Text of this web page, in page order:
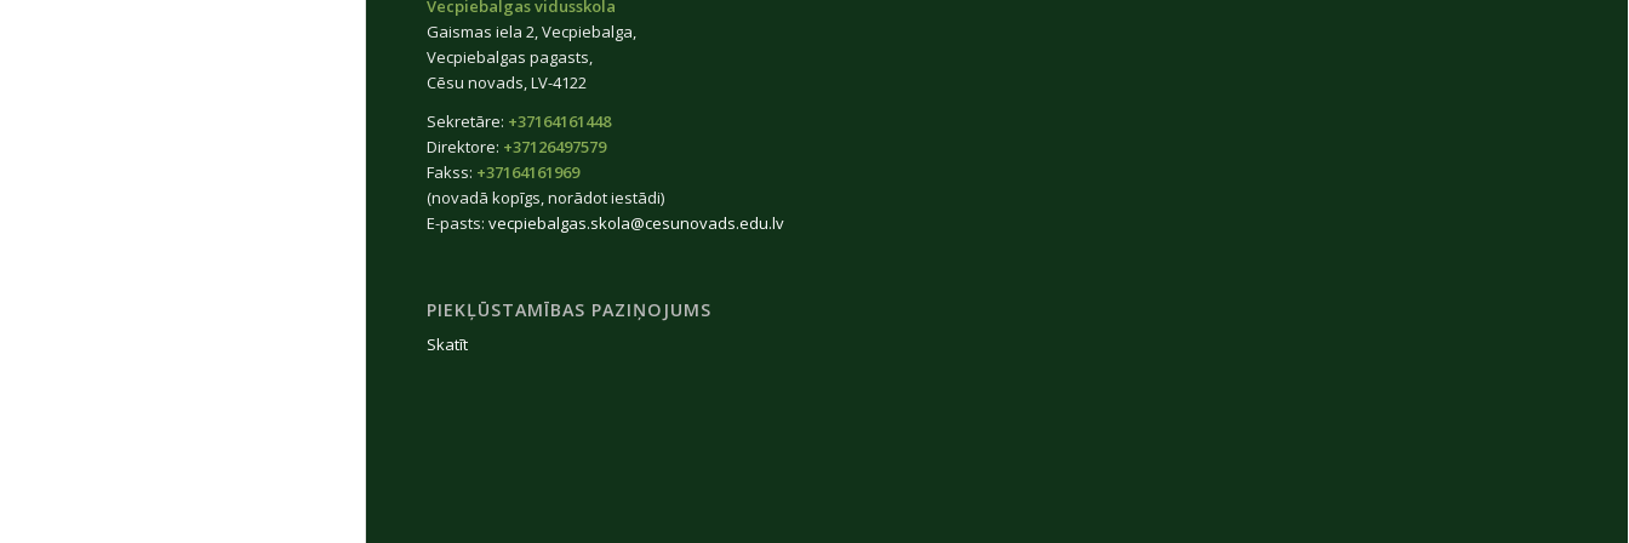
Vecpiebalgas vidusskola
Gaismas iela 2, Vecpiebalga,
Vecpiebalgas pagasts,
Cēsu novads, LV-4122
Sekretāre: +37164161448
Direktore: +37126497579
Fakss: +37164161969
(novadā kopīgs, norādot iestādi)
E-pasts: vecpiebalgas.skola@cesunovads.edu.lv
PIEKĻŪSTAMĪBAS PAZIŅOJUMS
Skatīt